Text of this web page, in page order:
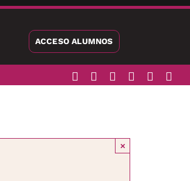
ACCESO ALUMNOS
×